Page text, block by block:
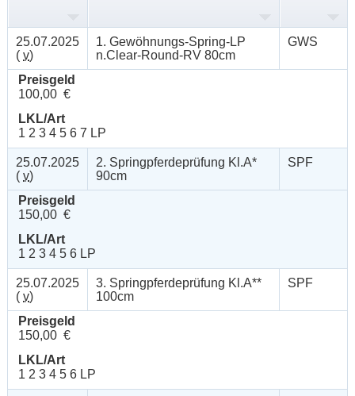
25.07.2025
( v)
1. Gewöhnungs-Spring-LP
n.Clear-Round-RV 80cm
GWS
Preisgeld
100,00 €
LKL/Art
1 2 3 4 5 6 7 LP
25.07.2025
( v)
2. Springpferdeprüfung Kl.A*
90cm
SPF
Preisgeld
150,00 €
LKL/Art
1 2 3 4 5 6 LP
25.07.2025
( v)
3. Springpferdeprüfung Kl.A**
100cm
SPF
Preisgeld
150,00 €
LKL/Art
1 2 3 4 5 6 LP